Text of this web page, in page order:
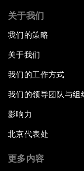
关于我们
我们的策略
关于我们
我们的工作方式
我们的领导团队与组
影响力
北京代表处
更多内容